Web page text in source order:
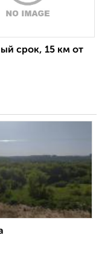
срок, 15 км от